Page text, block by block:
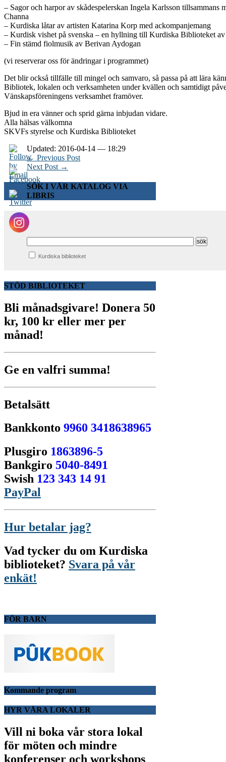
– Sagor och harpor av skådespelerskan Ingela Karlsson tillsammans
Channa
– Kurdiska låtar av artisten Katarina Korp med ackompanjemang
– Kurdisk vishet på svenska – en hyllning till Kurdiska Biblioteket
– Fin stämd fiolmusik av Berivan Aydogan
(vi reserverar oss för ändringar i programmet)
Det blir också tillfälle till mingel och samvaro, så passa på att lära
Bibliotek, lokalen och verksamheten under kvällen och samtidigt
Vänskapsföreningens verksamhet framöver.
Bjud in era vänner och sprid gärna inbjudan vidare.
Alla hälsas välkomna
SKVFs styrelse och Kurdiska Biblioteket
Updated: 2016-04-14 — 18:29
← Previous Post
Next Post →
SÖK I VÅR KATALOG VIA
LIBRIS
Kurdiska biblioteket
STÖD BIBLIOTEKET
Bli månadsgivare! Donera 50
kr, 100 kr eller mer per
månad!
Ge en valfri summa!
Betalsätt
Bankkonto 9960 3418638965
Plusgiro 1863896-5
Bankgiro 5040-8491
Swish 123 343 14 91
PayPal
Hur betalar jag?
Vad tycker du om Kurdiska
biblioteket? Svara på vår
enkät!
FÖR BARN
Kommande program
HYR VÅRA LOKALER
Vill ni boka vår stora lokal
för möten och mindre
konferenser och workshops